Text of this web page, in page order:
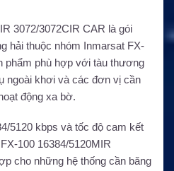
3072/3072CIR CAR là gói
hải thuộc nhóm Inmarsat FX-
phẩm phù hợp với tàu thương
ngoài khơi và các đơn vị cần
động xa bờ.
5120 kbps và tốc độ cam kết
100 16384/5120MIR
cho những hệ thống cần băng